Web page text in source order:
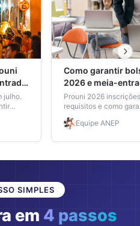
julho.
Como garantir
2026 e meia-
Prouni 2026
requisitos e como
entrada legal em
concorre à bolsa.
Equipe ANEP
SIMPLES
em 4 passos